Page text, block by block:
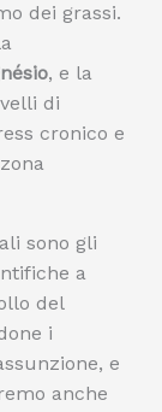
dei grassi.
, e la
di
cronico e
sono gli
a
del
i
e
anche